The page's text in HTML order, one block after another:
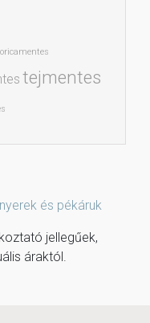
tejmentes
és pékáruk
jellegűek,
áraktól.